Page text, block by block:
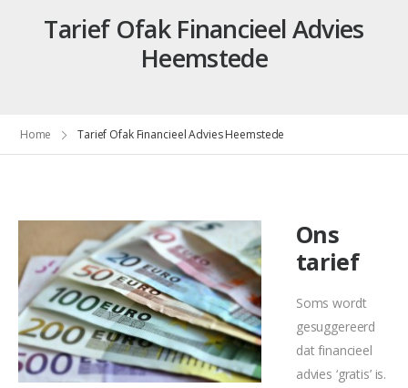
Tarief Ofak Financieel Advies
Heemstede
Home Tarief Ofak Financieel Advies Heemstede
Ons
tarief
Soms wordt
gesuggereerd
dat financieel
advies ‘gratis’ is.